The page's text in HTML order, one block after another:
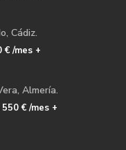
Cádiz.
€/mes +
Almería.
550 €/mes +